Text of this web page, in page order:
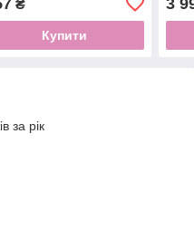
₴
Купити
Full
Ah
за рік